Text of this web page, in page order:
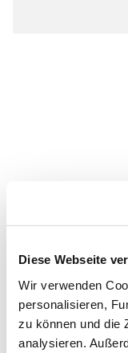
Diese Webseite
Wir verwenden
personalisieren,
zu können und die
analysieren.